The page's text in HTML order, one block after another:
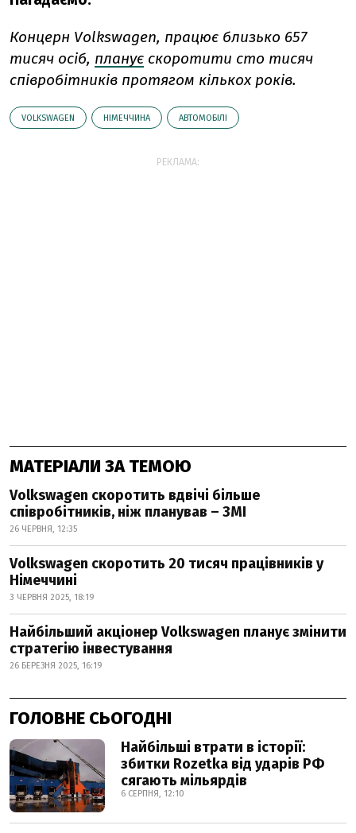
Концерн Volkswagen, працює близько 657
тисяч осіб, планує скоротити сто тисяч
співробітників протягом кількох років.
VOLKSWAGEN НІМЕЧЧИНА АВТОМОБІЛІ
РЕКЛАМА:
МАТЕРІАЛИ ЗА ТЕМОЮ
Volkswagen скоротить вдвічі більше
співробітників, ніж планував – ЗМІ
26 ЧЕРВНЯ, 12:35
Volkswagen скоротить 20 тисяч працівників у
Німеччині
3 ЧЕРВНЯ 2025, 18:19
Найбільший акціонер Volkswagen планує змінити
стратегію інвестування
26 БЕРЕЗНЯ 2025, 16:19
ГОЛОВНЕ СЬОГОДНІ
Найбільші втрати в історії:
збитки Rozetka від ударів РФ
сягають мільярдів
6 СЕРПНЯ, 12:10